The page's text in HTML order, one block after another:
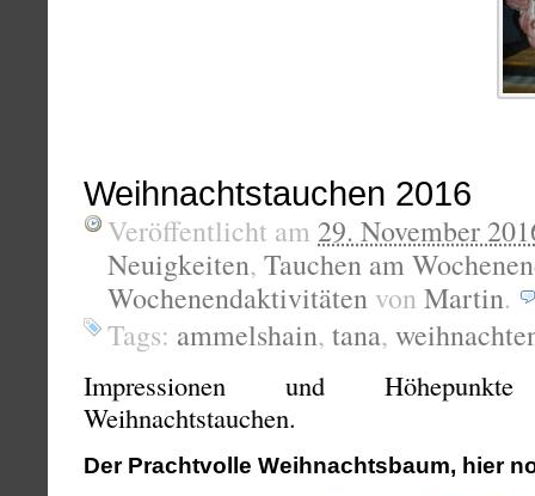
Weihnachtstauchen 2016
Veröffentlicht am 29. November
Neuigkeiten, Tauchen am
Wochenendaktivitäten von Martin.
Tags: ammelshain, tana,
Impressionen und
Weihnachtstauchen.
Der Prachtvolle Weihnachtsbaum, hier